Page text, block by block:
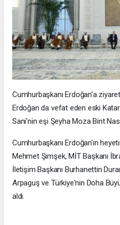
Cumhurbaşkanı Erdoğan'a
Erdoğan da vefat eden eski
Sani'nin eşi Şeyha Moza Bint
Cumhurbaşkanı Erdoğan'ın
Mehmet Şimşek, MİT Başkanı
İletişim Başkanı Burhanettin
Arpaguş ve Türkiye'nin Doha
aldı.